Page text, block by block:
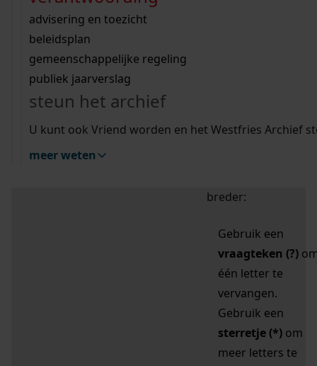
bouwvergunningen
omgevingsvergunningen
vergunningen
beeld en geluid
uitleg nodig?
Wij helpen u op weg met een aantal zoektips.
bekijk alle zoektips
Wij helpen u op weg met een aantal zoektips.
bekijk alle zoektips
bekijk ons geschiedenislokaal
advisering en toezicht
beleidsplan
gemeenschappelijke regeling
publiek jaarverslag
steun het archief
U kunt ook Vriend worden en het Westfries Archief
meer weten
zoektips
Mijn Studiezaal (inloggen)
uw zoekopdracht te
breder:
Gebruik een
vraagteken (?)
één letter te
vervangen.
Gebruik een
sterretje (*) om
meer letters te